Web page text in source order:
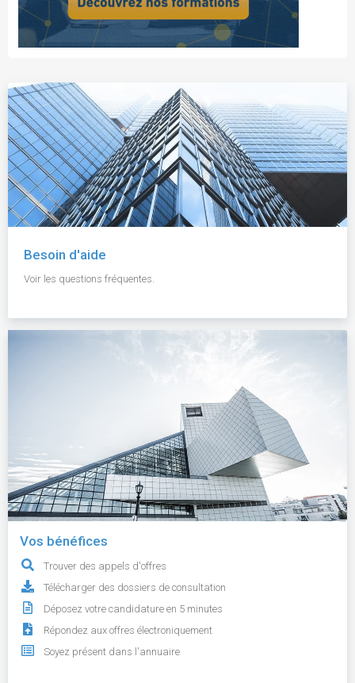
Besoin d'aide
Voir les questions fréquentes.
Vos bénéfices
Trouver des appels d'offres
Télécharger des dossiers de consultation
Déposez votre candidature en 5 minutes
Répondez aux offres électroniquement
Soyez présent dans l'annuaire